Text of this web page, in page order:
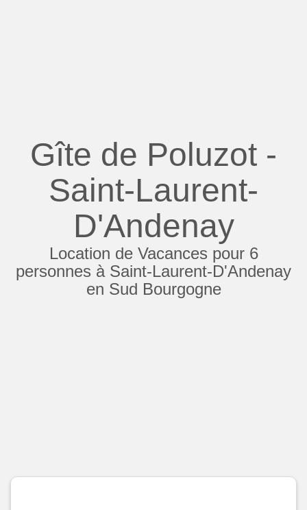
Gîte de Poluzot -
Saint-Laurent-
D'Andenay
Location de Vacances pour 6
personnes à Saint-Laurent-D'Andenay
en Sud Bourgogne